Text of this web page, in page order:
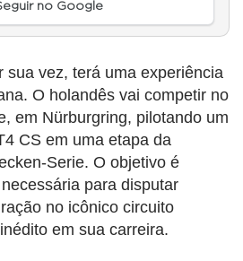
no Google
sua vez, terá uma experiência
O holandês vai competir no
em Nürburgring, pilotando um
CS em uma etapa da
Serie. O objetivo é
para disputar
no icônico circuito
em sua carreira.